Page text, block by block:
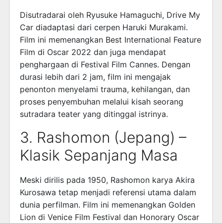
Disutradarai oleh Ryusuke Hamaguchi, Drive My
Car diadaptasi dari cerpen Haruki Murakami.
Film ini memenangkan Best International Feature
Film di Oscar 2022 dan juga mendapat
penghargaan di Festival Film Cannes. Dengan
durasi lebih dari 2 jam, film ini mengajak
penonton menyelami trauma, kehilangan, dan
proses penyembuhan melalui kisah seorang
sutradara teater yang ditinggal istrinya.
3. Rashomon (Jepang) –
Klasik Sepanjang Masa
Meski dirilis pada 1950, Rashomon karya Akira
Kurosawa tetap menjadi referensi utama dalam
dunia perfilman. Film ini memenangkan Golden
Lion di Venice Film Festival dan Honorary Oscar